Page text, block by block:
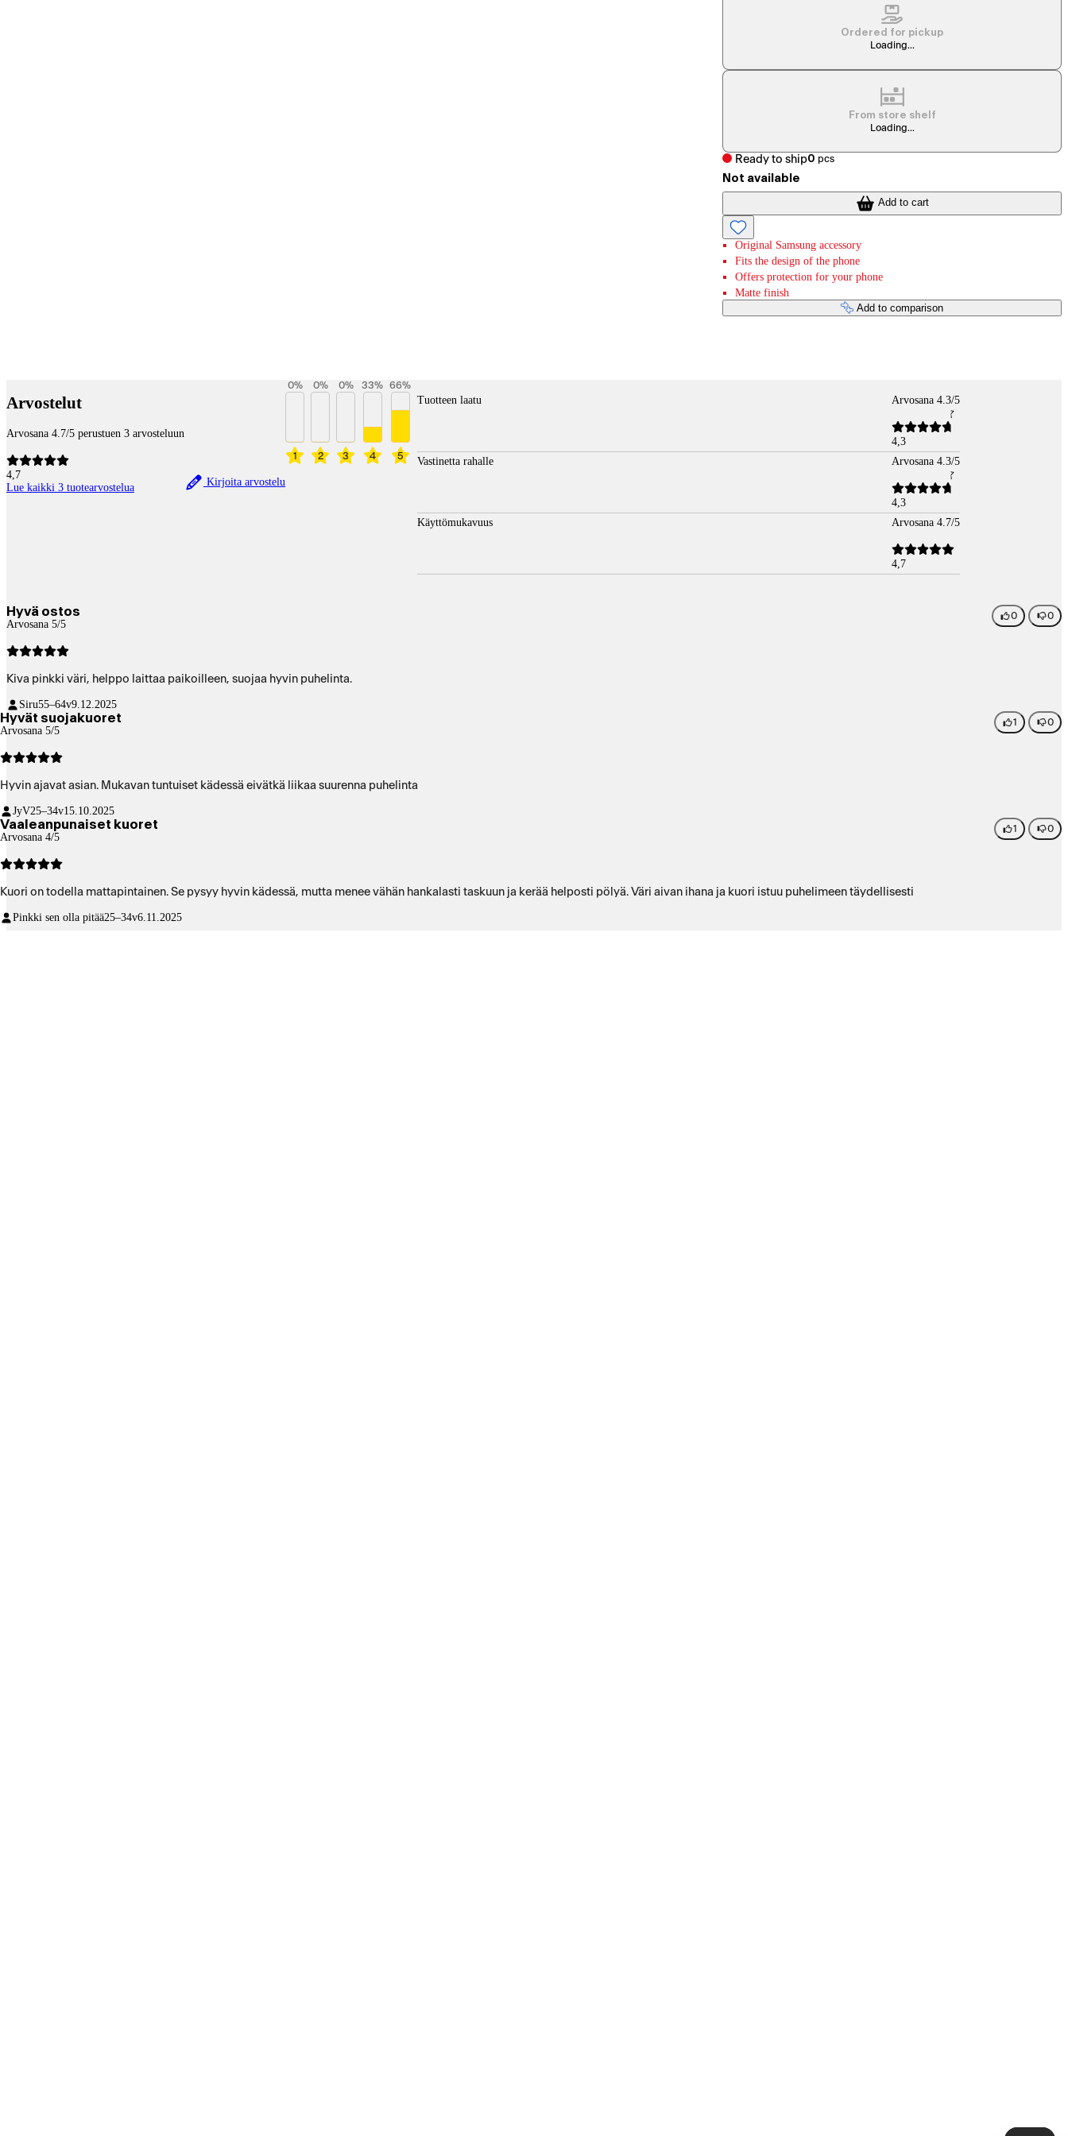
Ordered for pickup
Loading...
From store shelf
Loading...
Ready to ship0 pcs
Not available
Add to cart
Original Samsung accessory
Fits the design of the phone
Offers protection for your phone
Matte finish
Add to comparison
Arvostelut
Arvosana 4.7/5 perustuen 3 arvosteluun
4,7
Lue kaikki 3 tuotearvostelua
Kirjoita arvostelu
1
0%
2
0%
3
0%
4
33%
5
66%
Tuotteen laatu Arvosana 4.3/5
4,3
Vastinetta rahalle
Arvosana 4.3/5
4,3
Käyttömukavuus
Arvosana 4.7/5
4,7
Hyvä ostos
Arvosana 5/5
0 0
Kiva pinkki väri, helppo laittaa paikoilleen, suojaa hyvin puhelinta.
Siru55–64v9.12.2025
Hyvät suojakuoret
Arvosana 5/5
1 0
Hyvin ajavat asian. Mukavan tuntuiset kädessä eivätkä liikaa suurenna puhelinta
JyV25–34v15.10.2025
Vaaleanpunaiset kuoret
Arvosana 4/5
1 0
Kuori on todella mattapintainen. Se pysyy hyvin kädessä, mutta menee vähän hankalasti taskuun ja kerää helposti pölyä. Väri aivan ihana ja kuori istuu puhelimeen täydellisesti
Pinkki sen olla pitää25–34v6.11.2025